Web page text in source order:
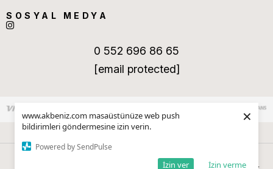
www.akbeniz.com masaüstünüze web push
bildirimleri göndermesine izin verin.
Powered by SendPulse
İzin verme
İzin ver
×
SOSYAL MEDYA
0 552 696 86 65
[email protected]